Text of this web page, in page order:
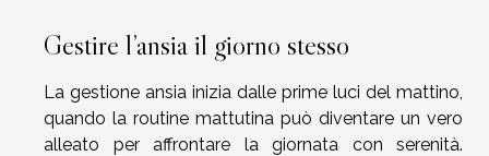
Gestire l’ansia il giorno stesso
La gestione ansia inizia dalle prime luci del mattino,
quando la routine mattutina può diventare un vero
alleato per affrontare la giornata con serenità.